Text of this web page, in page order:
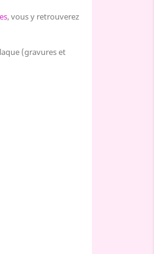
, vous y retrouverez
(gravures et